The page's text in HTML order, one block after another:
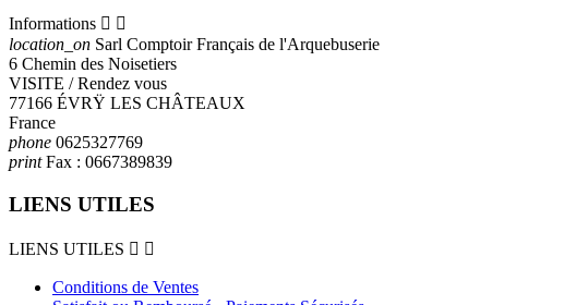
Informations  
location_on Sarl Comptoir Français de l'Arquebuserie
6 Chemin des Noisetiers
VISITE / Rendez vous
77166 ÉVRŸ LES CHÂTEAUX
France
phone 0625327769
printFax : 0667389839
LIENS UTILES
LIENS UTILES  
Conditions de Ventes